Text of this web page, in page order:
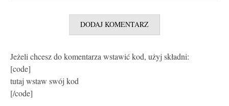
Jeżeli chcesz do komentarza wstawić kod, użyj składni:
[code]
tutaj wstaw swój kod
[/code]